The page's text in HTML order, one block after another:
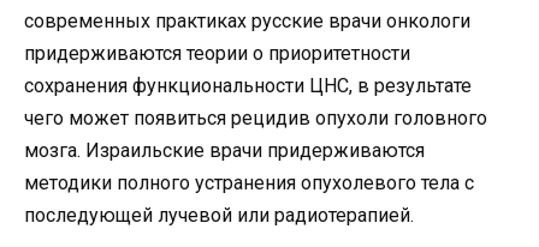
современных практиках русские врачи онкологи
придерживаются теории о приоритетности
сохранения функциональности ЦНС, в результате
чего может появиться рецидив опухоли головного
мозга. Израильские врачи придерживаются
методики полного устранения опухолевого тела с
последующей лучевой или радиотерапией.